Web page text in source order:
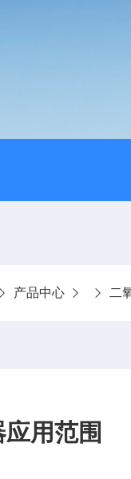
川成都一体化污水处
产品中心 二
用范围